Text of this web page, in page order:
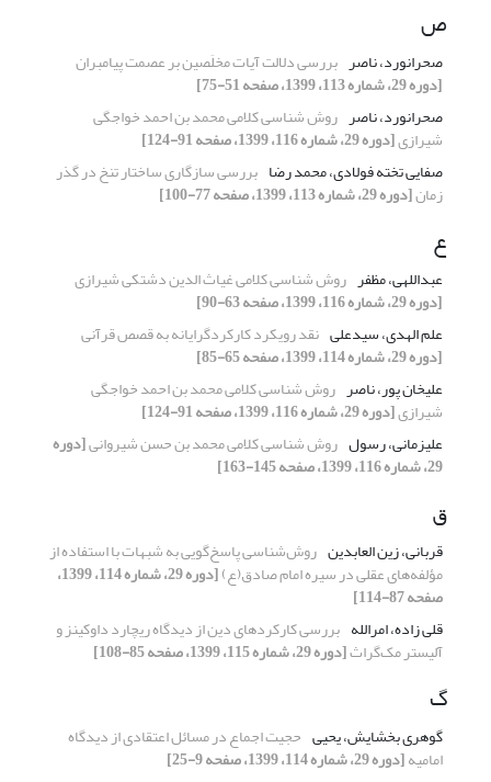
ص
صحرانورد، ناصر بررسی دلالت آیات مخلَصین بر عصمت پیامبران
[دوره 29، شماره 113، 1399، صفحه 51-75]
صحرانورد، ناصر روش شناسی کلامی محمد بن احمد خواجگی
شیرازی[دوره 29، شماره 116، 1399، صفحه 91-124]
صفایی تخته فولادی، محمد رضا بررسی سازگاری ساختار تنخ در گذر
زمان[دوره 29، شماره 113، 1399، صفحه 77-100]
ع
عبداللهی، مظفر روش شناسی کلامی غیاث الدین دشتکی شیرازی
[دوره 29، شماره 116، 1399، صفحه 63-90]
علم الهدی، سیدعلی نقد رویکرد کارکردگرایانه به قصص قرآنی
[دوره 29، شماره 114، 1399، صفحه 65-85]
علیخان پور، ناصر روش شناسی کلامی محمد بن احمد خواجگی
شیرازی[دوره 29، شماره 116، 1399، صفحه 91-124]
علیزمانی، رسول روش شناسی کلامی محمد بن حسن شیروانی[دوره
29، شماره 116، 1399، صفحه 145-163]
ق
قربانی، زین العابدین روش‌شناسی پاسخ‌گویی به شبهات با استفاده از
مؤلفه‌های عقلی در سیره امام صادق(ع) [دوره 29، شماره 114، 1399،
صفحه 87-114]
قلی زاده، امرالله بررسی کارکردهای دین از دیدگاه ریچارد داوکینز و
آلیستر مک‌گراث[دوره 29، شماره 115، 1399، صفحه 85-108]
گ
گوهری بخشایش، یحیی حجیت اجماع در مسائل اعتقادی از دیدگاه
امامیه[دوره 29، شماره 114، 1399، صفحه 9-25]